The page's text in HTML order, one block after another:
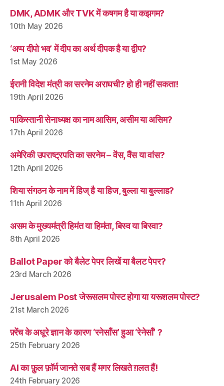
DMK, ADMK और TVK में कषगम है या कझगम?
10th May 2026
‘अप्प दीपो भव’ में दीप का अर्थ दीपक है या द्वीप?
1st May 2026
ईरानी विदेश मंत्री का सरनेम अराघची? हो ही नहीं सकता!
19th April 2026
पाकिस्तानी सेनाध्यक्ष का नाम आसिम, असीम या असिम?
17th April 2026
अमेरिकी उपराष्ट्रपति का सरनेम – वेंस, वैंस या वांस?
12th April 2026
शिया संगठन के नाम में हिज् है या हिज, बुल्ला या बुल्लाह?
11th April 2026
असम के मुख्यमंत्री हिमंत या हिमंता, बिस्व या बिस्वा?
8th April 2026
Ballot Paper को बैलेट पेपर लिखें या बैलट पेपर?
23rd March 2026
Jerusalem Post जेरूसलम पोस्ट होगा या यरूशलम पोस्ट?
21st March 2026
फ़्रेंच के अधूरे ज्ञान के कारण ‘रनेसाँस’ हुआ ‘रेनेसाँ’ ?
25th February 2026
AI का फ़ुल फ़ॉर्म जानते सब हैं मगर लिखते ग़लत हैं!
24th February 2026